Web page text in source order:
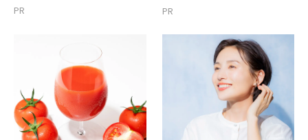
PR PR